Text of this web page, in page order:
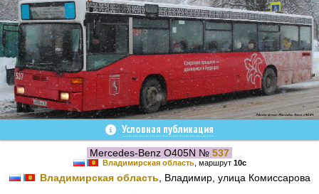
Условная публикация
Mercedes-Benz O405N № 537
Владимирская область, маршрут 10с
Владимирская область , Владимир, улица Комиссарова